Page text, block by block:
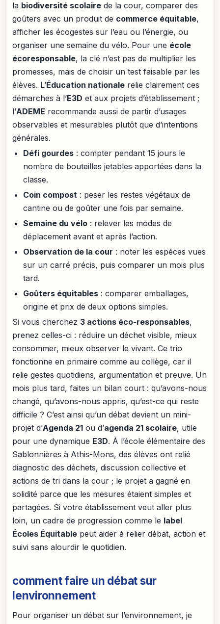
la biodiversité scolaire de la cour, comparer des
goûters avec un produit de commerce équitable,
afficher les écogestes sur l’eau ou l’énergie, ou
organiser une semaine du vélo. Pour une école
écoresponsable, la clé n’est pas de multiplier les
promesses, mais de choisir un test faisable par les
élèves. L’Éducation nationale relie clairement ces
démarches à l’E3D et aux projets d’établissement ;
l’ADEME recommande aussi de partir d’usages
observables et mesurables plutôt que d’intentions
générales.
Défi gourdes : compter pendant 15 jours le
nombre de bouteilles jetables apportées dans la
classe.
Coin compost : peser les restes végétaux de
cantine ou de goûter une fois par semaine.
Semaine du vélo : relever les modes de
déplacement avant et après l’action.
Observation de la cour : noter les espèces vues
sur un carré précis, puis comparer un mois plus
tard.
Goûters équitables : comparer emballages,
origine et prix de deux options simples.
Si vous cherchez 3 actions éco-responsables,
prenez celles-ci : réduire un déchet visible, mieux
consommer, mieux observer le vivant. Ce trio
fonctionne en primaire comme au collège, car il
relie gestes quotidiens, argumentation et preuve. Un
mois plus tard, faites un bilan court : qu’avons-nous
changé, qu’avons-nous appris, qu’est-ce qui reste
difficile ? C’est ainsi qu’un débat devient un mini-
projet d’Agenda 21 ou d’agenda 21 scolaire, utile
pour une dynamique E3D. À l’école élémentaire des
Sablonnières à Athis-Mons, des élèves ont relié
diagnostic des déchets, discussion collective et
actions de tri dans la cour ; le projet a gagné en
solidité parce que les mesures étaient simples et
partagées. Si votre établissement veut aller plus
loin, un cadre de progression comme le label
Écoles Équitable peut aider à relier débat, action et
suivi sans alourdir le quotidien.
comment faire un débat sur
lenvironnement
Pour organiser un débat sur l’environnement, je